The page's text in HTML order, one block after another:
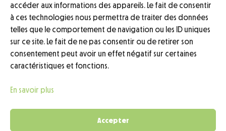
accéder aux informations des appareils. Le fait de consentir
à ces technologies nous permettra de traiter des données
telles que le comportement de navigation ou les ID uniques
sur ce site. Le fait de ne pas consentir ou de retirer son
consentement peut avoir un effet négatif sur certaines
caractéristiques et fonctions.
En savoir plus
Accepter
@popfruit.sorbet
TIKTOK
@popfruit.sorbet